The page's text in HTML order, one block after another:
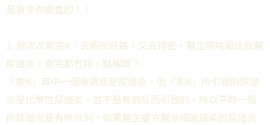
是會令你變蠢的！！
3. 我次次索完K，去廁所好痛，又去得密，醫生開咗藥比我醫
尿道炎，食完都冇用。點解嘅？
「索K」其中一個後遺症是尿道炎，但「索K」所引致的尿道
炎是化學性尿道炎，並不是有病反而引致的，所以平時一般
的尿道炎是有所分別。如果醫生處方醫治細菌感染的尿道炎